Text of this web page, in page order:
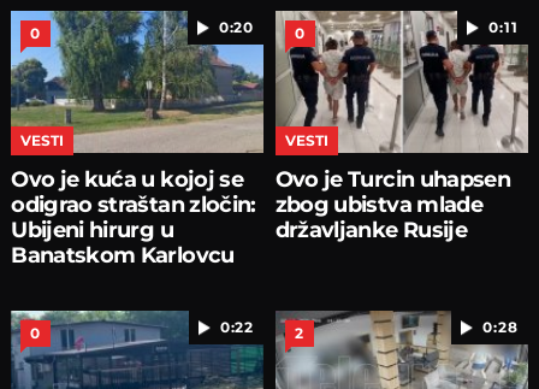
0:20
0
VESTI
Ovo je kuća u kojoj se
odigrao straštan zločin:
Ubijeni hirurg u
Banatskom Karlovcu
0:11
0
VESTI
Ovo je Turcin uhapsen
zbog ubistva mlade
državljanke Rusije
0:22
0 0:28
2